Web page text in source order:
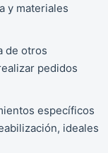
y materiales
de otros
pedidos
específicos
ideales